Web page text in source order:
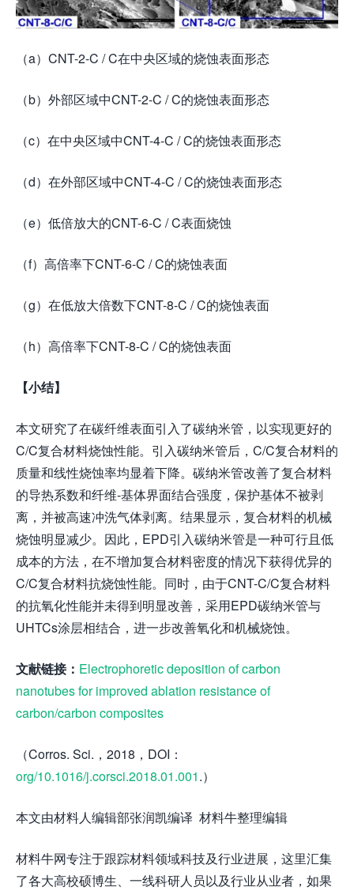
（a）CNT-2-C / C在中央区域的烧蚀表面形态
（b）外部区域中CNT-2-C / C的烧蚀表面形态
（c）在中央区域中CNT-4-C / C的烧蚀表面形态
（d）在外部区域中CNT-4-C / C的烧蚀表面形态
（e）低倍放大的CNT-6-C / C表面烧蚀
（f）高倍率下CNT-6-C / C的烧蚀表面
（g）在低放大倍数下CNT-8-C / C的烧蚀表面
（h）高倍率下CNT-8-C / C的烧蚀表面
【小结】
本文研究了在碳纤维表面引入了碳纳米管，以实现更好的
C/C复合材料烧蚀性能。引入碳纳米管后，C/C复合材料的
质量和线性烧蚀率均显着下降。碳纳米管改善了复合材料
的导热系数和纤维-基体界面结合强度，保护基体不被剥
离，并被高速冲洗气​​体剥离。结果显示，复合材料的机械
烧蚀明显减少。因此，EPD引入碳纳米管是一种可行且低
成本的方法，在不增加复合材料密度的情况下获得优异的
C/C复合材料抗烧蚀性能。同时，由于CNT-C/C复合材料
的抗氧化性能并未得到明显改善，采用EPD碳纳米管与
UHTCs涂层相结合，进一步改善氧化和机械烧蚀。
文献链接： Electrophoretic deposition of carbon
nanotubes for improved ablation resistance of
carbon/carbon composites
（Corros. Sci.，2018，DOI：
org/10.1016/j.corsci.2018.01.001.）
本文由材料人编辑部张润凯编译 材料牛整理编辑
材料牛网专注于跟踪材料领域科技及行业进展，这里汇集
了各大高校硕博生、一线科研人员以及行业从业者，如果